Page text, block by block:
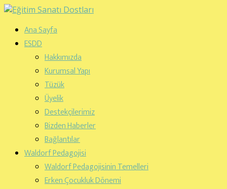
Ana Sayfa
ESDD
Hakkımızda
Kurumsal Yapı
Tüzük
Üyelik
Destekçilerimiz
Bizden Haberler
Bağlantılar
Waldorf Pedagojisi
Waldorf Pedagojisinin Temelleri
Erken Çocukluk Dönemi